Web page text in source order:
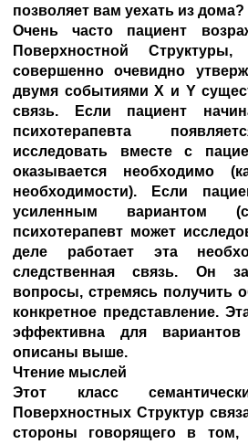
позволяет вам уехать из дома?
Очень часто пациент
Поверхностной
совершенно очевидно
двумя событиями X и Y
связь. Если пациент
психотерапевта
исследовать вместе с
оказывается необходимо
необходимости). Если
усиленным вариантом
психотерапевт может
деле работает эта
следственная связь. Он
вопросы, стремясь получить
конкретное представление.
эффективна для
описаны выше.
Чтение мыслей
Этот класс
Поверхностных Структур
стороны говорящего в том,